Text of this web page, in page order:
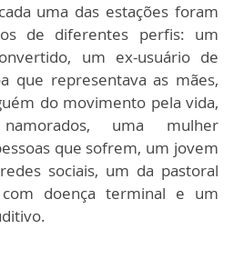
uma das estações foram
de diferentes perfis: um
um ex-usuário de
que representava as mães,
do movimento pela vida,
uma mulher
que sofrem, um jovem
sociais, um da pastoral
doença terminal e um